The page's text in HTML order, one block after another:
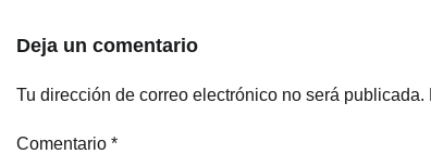
Deja un comentario
Tu dirección de correo electrónico no será publicada.
Comentario *